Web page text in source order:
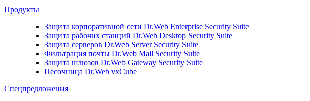
Продукты
Защита корпоративной сети Dr.Web Enterprise Security Suite
Защита рабочих станций Dr.Web Desktop Security Suite
Защита серверов Dr.Web Server Security Suite
Фильтрация почты Dr.Web Mail Security Suite
Защита шлюзов Dr.Web Gateway Security Suite
Песочница Dr.Web vxCube
Спецпредложения